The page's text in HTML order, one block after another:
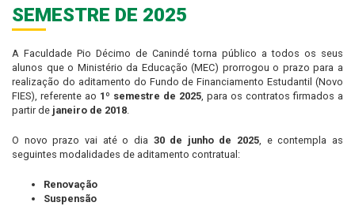
SEMESTRE DE 2025
A Faculdade Pio Décimo de Canindé torna público a todos os seus
alunos que o Ministério da Educação (MEC) prorrogou o prazo para a
realização do aditamento do Fundo de Financiamento Estudantil (Novo
FIES), referente ao 1º semestre de 2025, para os contratos firmados a
partir de janeiro de 2018.
O novo prazo vai até o dia 30 de junho de 2025, e contempla as
seguintes modalidades de aditamento contratual:
Renovação
Suspensão